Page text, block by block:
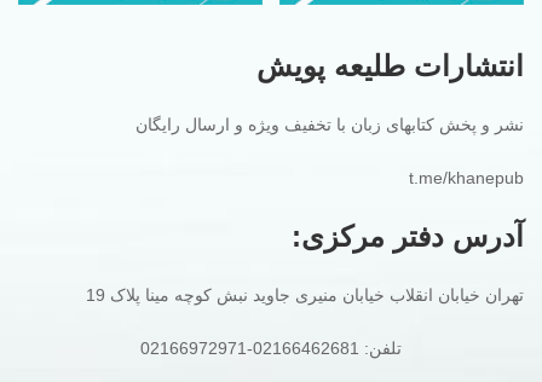
انتشارات طلیعه پویش
نشر و پخش کتابهای زبان با تخفیف ویژه و ارسال رایگان
t.me/khanepub
آدرس دفتر مرکزی:
تهران خیابان انقلاب خیابان منیری جاوید نبش کوچه مینا پلاک 19
تلفن: 02166462681-02166972971